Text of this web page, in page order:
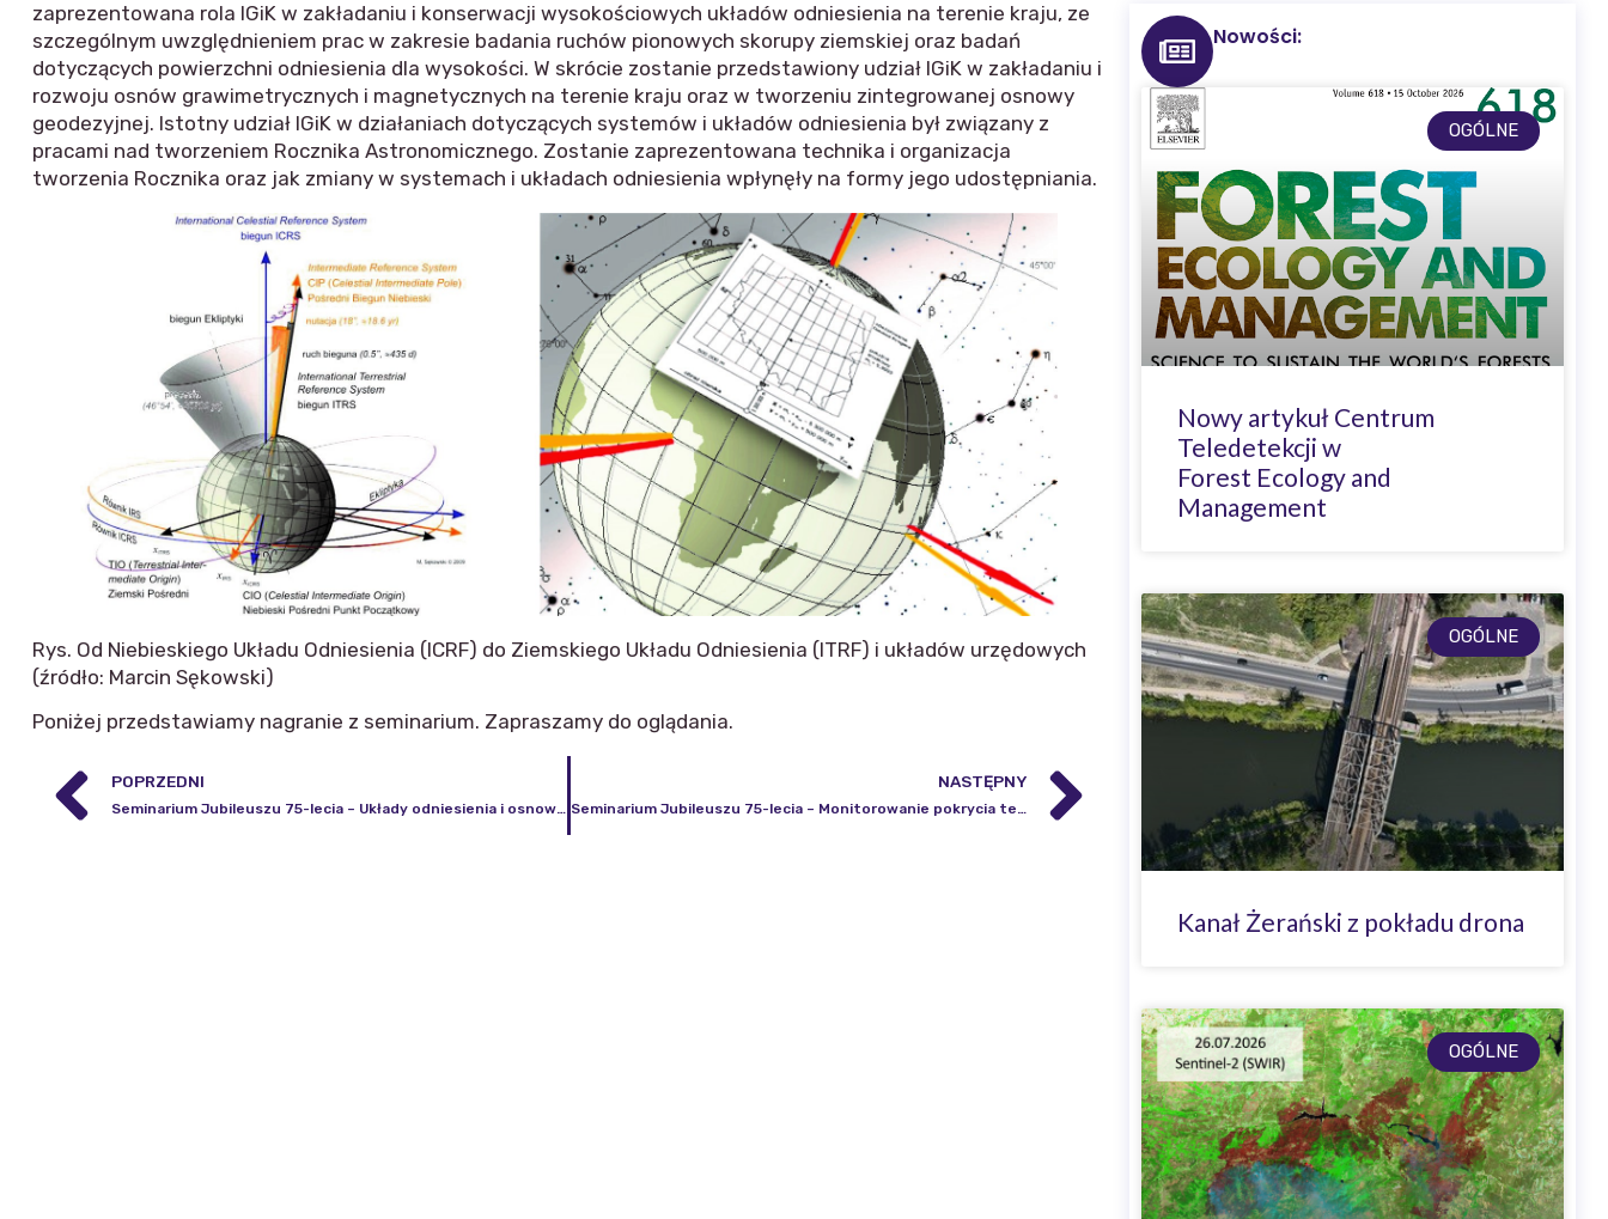
zaprezentowana rola IGiK w zakładaniu i konserwacji wysokościowych układów odniesienia na terenie kraju, ze
szczególnym uwzględnieniem prac w zakresie badania ruchów pionowych skorupy ziemskiej oraz badań
dotyczących powierzchni odniesienia dla wysokości. W skrócie zostanie przedstawiony udział IGiK w zakładaniu i
rozwoju osnów grawimetrycznych i magnetycznych na terenie kraju oraz w tworzeniu zintegrowanej osnowy
geodezyjnej. Istotny udział IGiK w działaniach dotyczących systemów i układów odniesienia był związany z
pracami nad tworzeniem Rocznika Astronomicznego. Zostanie zaprezentowana technika i organizacja
tworzenia Rocznika oraz jak zmiany w systemach i układach odniesienia wpłynęły na formy jego udostępniania.
Rys. Od Niebieskiego Układu Odniesienia (ICRF) do Ziemskiego Układu Odniesienia (ITRF) i układów urzędowych
(źródło: Marcin Sękowski)
Poniżej przedstawiamy nagranie z seminarium. Zapraszamy do oglądania.
POPRZEDNI
Seminarium Jubileuszu 75-lecia – Układy odniesienia i osnowy geodezyjne w Instytucie Geodezji i Kartografii
NASTĘPNY
Seminarium Jubileuszu 75-lecia – Monitorowanie pokrycia terenu i użytkowania ziemi – wkład Instytutu Geodezji i Kartografii w europejski program CORINE Land Cover
Nowości:
OGÓLNE
Nowy artykuł Centrum
Teledetekcji w
Forest Ecology and
Management
OGÓLNE
Kanał Żerański z pokładu drona
OGÓLNE